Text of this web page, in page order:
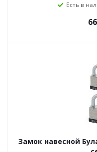
Есть в
Замок навесной